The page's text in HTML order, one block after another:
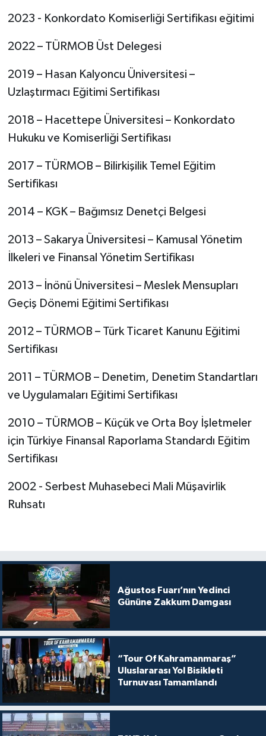
2023 - Konkordato Komiserliği Sertifikası eğitimi
2022 – TÜRMOB Üst Delegesi
2019 – Hasan Kalyoncu Üniversitesi –
Uzlaştırmacı Eğitimi Sertifikası
2018 – Hacettepe Üniversitesi – Konkordato
Hukuku ve Komiserliği Sertifikası
2017 – TÜRMOB – Bilirkişilik Temel Eğitim
Sertifikası
2014 – KGK – Bağımsız Denetçi Belgesi
2013 – Sakarya Üniversitesi – Kamusal Yönetim
İlkeleri ve Finansal Yönetim Sertifikası
2013 – İnönü Üniversitesi – Meslek Mensupları
Geçiş Dönemi Eğitimi Sertifikası
2012 – TÜRMOB – Türk Ticaret Kanunu Eğitimi
Sertifikası
2011 – TÜRMOB – Denetim, Denetim Standartları
ve Uygulamaları Eğitimi Sertifikası
2010 – TÜRMOB – Küçük ve Orta Boy İşletmeler
için Türkiye Finansal Raporlama Standardı Eğitim
Sertifikası
2002 - Serbest Muhasebeci Mali Müşavirlik
Ruhsatı
Ağustos Fuarı’nın Yedinci
Gününe Zakkum Damgası
“Tour Of Kahramanmaraş”
Uluslararası Yol Bisikleti
Turnuvası Tamamlandı